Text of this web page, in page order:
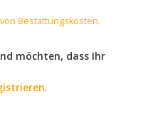
Bestattungskosten.
möchten, dass Ihr
.